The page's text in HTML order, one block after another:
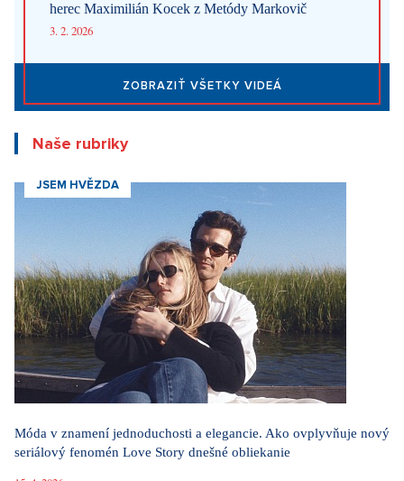
herec Maximilián Kocek z Metódy Markovič
3. 2. 2026
ZOBRAZIŤ VŠETKY VIDEÁ
Naše rubriky
JSEM HVĚZDA
Móda v znamení jednoduchosti a elegancie. Ako ovplyvňuje nový
seriálový fenomén Love Story dnešné obliekanie